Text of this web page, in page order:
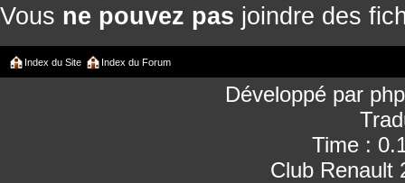
Vous ne pouvez pas joindre des
Index du Site Index du Forum
Développé par
Time :
Club Renault